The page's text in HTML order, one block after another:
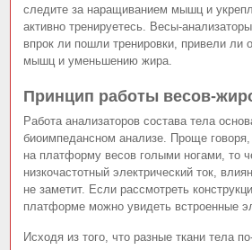
следите за наращиванием мышц и
активно тренируетесь. Весы-
впрок ли пошли тренировки, привели ли
мышц и уменьшению жира.
Принцип работы весов-
Работа анализаторов состава тела
биоимпедансном анализе. Проще говоря,
на платформу весов голыми ногами, то
низкочастотный электрический ток,
не заметит. Если рассмотреть
платформе можно увидеть встроенные
Исходя из того, что разные ткани тела